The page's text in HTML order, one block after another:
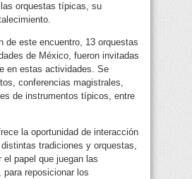
orquestas típicas, su
de este encuentro, 13 orquestas
de México, fueron invitadas
en estas actividades. Se
conferencias magistrales,
de instrumentos típicos, entre
la oportunidad de interacción
tradiciones y orquestas,
papel que juegan las
reposicionar los